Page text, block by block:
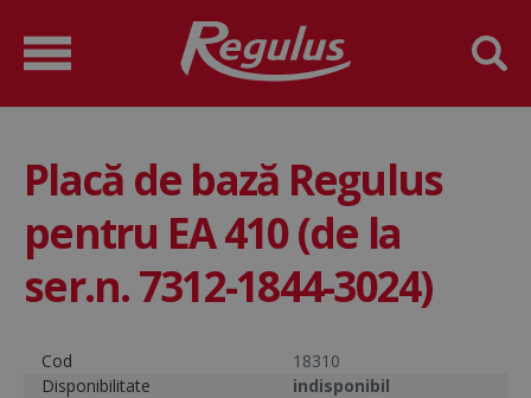
Placă de bază Regulus
pentru EA 410 (de la
ser.n. 7312-1844-3024)
Cod
18310
Disponibilitate
indisponibil